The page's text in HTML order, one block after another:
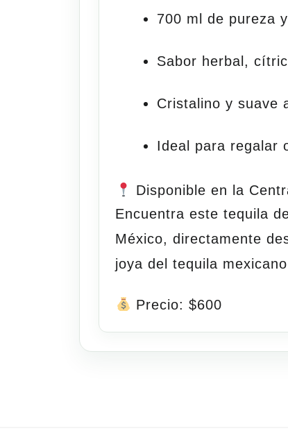
700 ml de pureza
Sabor herbal,
Cristalino y suave
Ideal para regalar
Disponible en la
Encuentra este tequila
México, directamente
joya del tequila
Precio: $600